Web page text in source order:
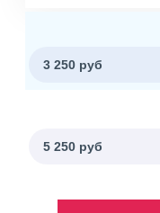
3 250 руб
5 250 руб